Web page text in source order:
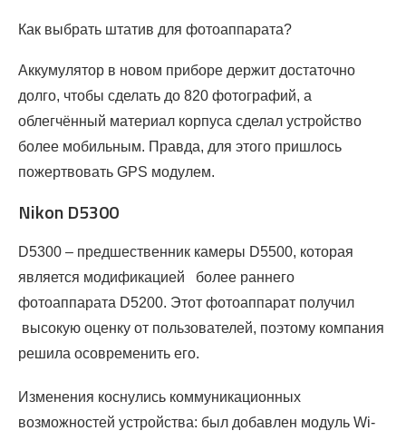
Как выбрать штатив для фотоаппарата?
Аккумулятор в новом приборе держит достаточно
долго, чтобы сделать до 820 фотографий, а
облегчённый материал корпуса сделал устройство
более мобильным. Правда, для этого пришлось
пожертвовать GPS модулем.
Nikon D5300
D5300 – предшественник камеры D5500, которая
является модификацией более раннего
фотоаппарата D5200. Этот фотоаппарат получил
высокую оценку от пользователей, поэтому компания
решила осовременить его.
Изменения коснулись коммуникационных
возможностей устройства: был добавлен модуль Wi-